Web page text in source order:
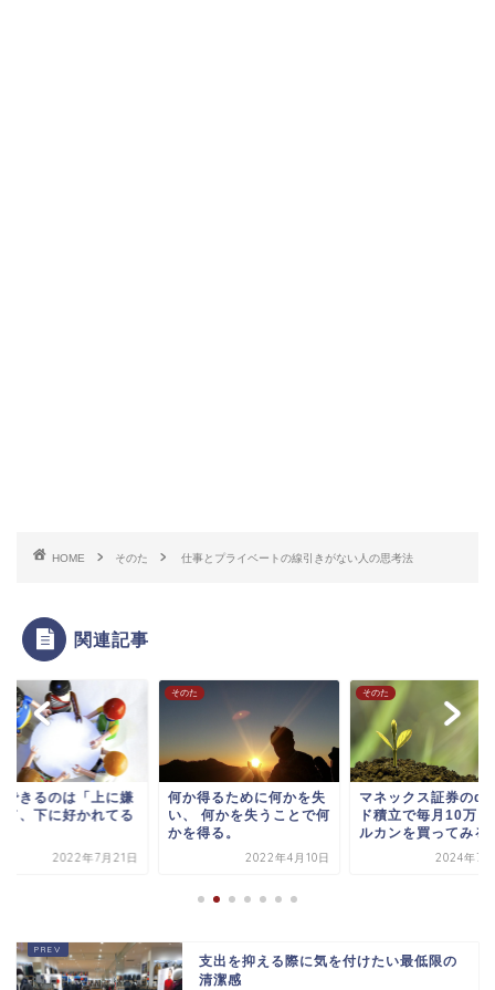
HOME そのた 仕事とプライベートの線引きがない人の思考法
関連記事
できるのは「上に嫌
て、下に好かれてる
2022年7月21日
そのた
何か得るために何かを失
い、 何かを失うことで何
かを得る。
2022年4月10日
そのた
マネックス証券のd
ド積立で毎月10万円
ルカンを買ってみる
2024年7
支出を抑える際に気を付けたい最低限の
清潔感